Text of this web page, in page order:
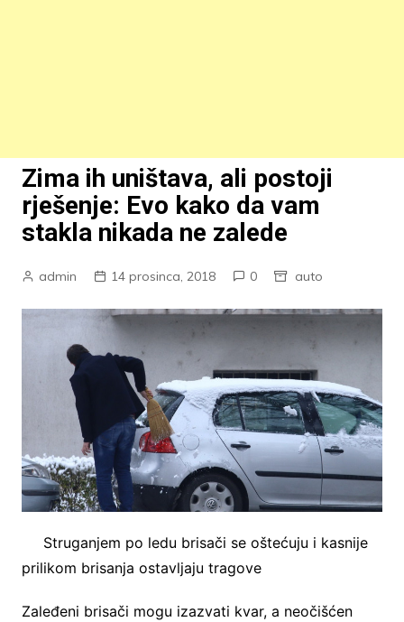
Zima ih uništava, ali postoji
rješenje: Evo kako da vam
stakla nikada ne zalede
admin 14 prosinca, 2018 0 auto
Struganjem po ledu brisači se oštećuju i kasnije
prilikom brisanja ostavljaju tragove
Zaleđeni brisači mogu izazvati kvar, a neočišćen